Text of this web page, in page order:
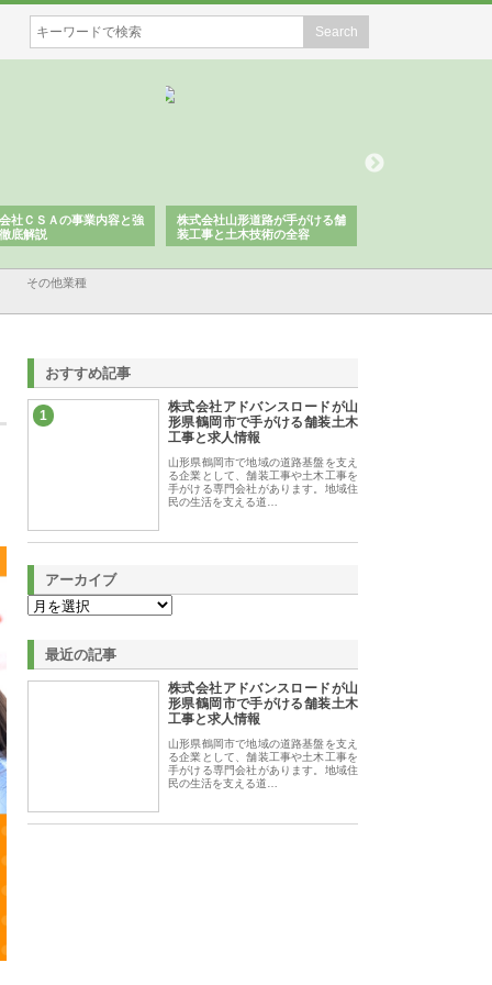
社ＣＳＡの事業内容と強
底解説
株式会社山形道路が手がける舗
装工事と土木技術の全容
その他業種
おすすめ記事
1
株式会社アドバンスロードが山
形県鶴岡市で手がける舗装土木
工事と求人情報
山形県鶴岡市で地域の道路基盤を支え
る企業として、舗装工事や土木工事を
手がける専門会社があります。地域住
民の生活を支える道…
アーカイブ
最近の記事
株式会社アドバンスロードが山
形県鶴岡市で手がける舗装土木
工事と求人情報
山形県鶴岡市で地域の道路基盤を支え
る企業として、舗装工事や土木工事を
手がける専門会社があります。地域住
民の生活を支える道…